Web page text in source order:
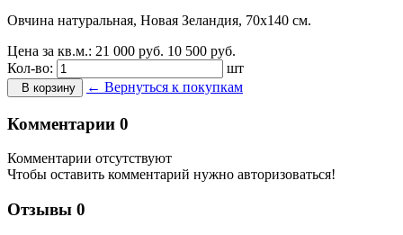
Овчина натуральная, Новая Зеландия, 70х140 см.
Цена за кв.м.: 21 000 руб. 10 500 руб.
Кол-во:
шт
В корзину ← Вернуться к покупкам
Комментарии 0
Комментарии отсутствуют
Чтобы оставить комментарий нужно авторизоваться!
Отзывы 0